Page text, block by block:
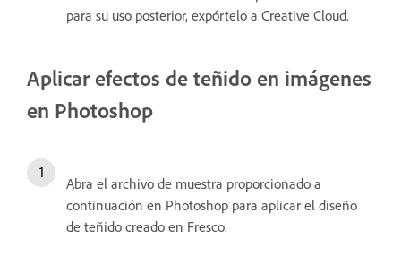
para su uso posterior, expórtelo a Creative Cloud.
Aplicar efectos de teñido en imágenes
en Photoshop
Abra el archivo de muestra proporcionado a
continuación en Photoshop para aplicar el diseño
de teñido creado en Fresco.